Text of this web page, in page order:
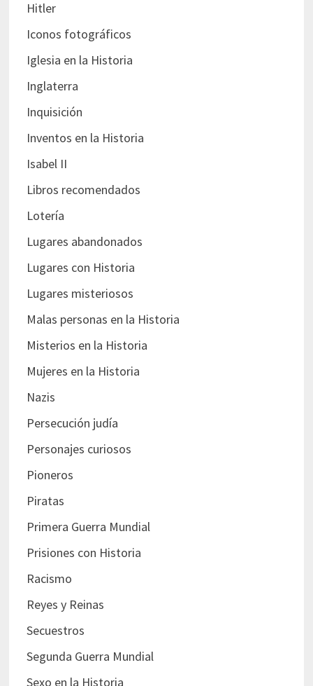
Hitler
Iconos fotográficos
Iglesia en la Historia
Inglaterra
Inquisición
Inventos en la Historia
Isabel II
Libros recomendados
Lotería
Lugares abandonados
Lugares con Historia
Lugares misteriosos
Malas personas en la Historia
Misterios en la Historia
Mujeres en la Historia
Nazis
Persecución judía
Personajes curiosos
Pioneros
Piratas
Primera Guerra Mundial
Prisiones con Historia
Racismo
Reyes y Reinas
Secuestros
Segunda Guerra Mundial
Sexo en la Historia